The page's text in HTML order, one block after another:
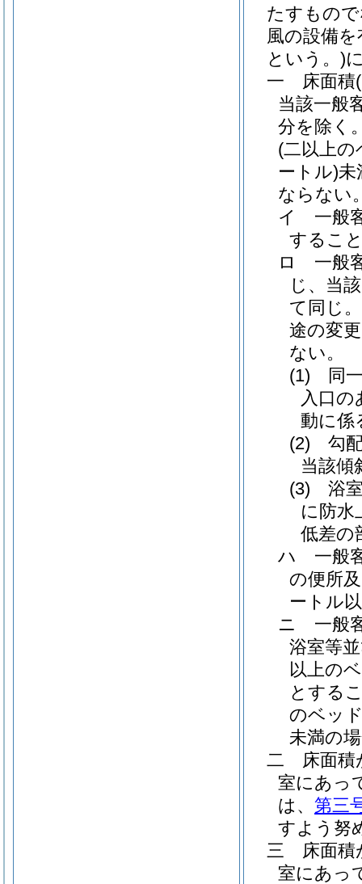
たすもの
風の設備
という。)
一
床面積
当該一般
分を除く
(二以上
ートル)未
ならない
イ
一般
するこ
ロ
一般
じ、当該
て同じ
途の変
ない。
(1)
同
入口の
動に係
(2)
勾
当該傾
(3)
浴
に防
低差の
ハ
一般
の便所
ートル
ニ
一般
浴室等
以上の
とする
のベッ
未満の
二
床面
室にあっ
は、 第三
すよう努
三
床面
室にあっ